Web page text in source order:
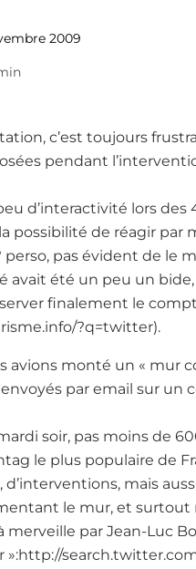
2009
c’est toujours
pendant
d’interactivité lors
de réagir par
perso, pas évident de le
avait été un peu un
finalement le
?q=twitter).
avions monté un « mur
par email sur un
soir, pas moins de
le plus populaire de
mais
le mur, et surtout
merveille par Jean-Luc
»:http://